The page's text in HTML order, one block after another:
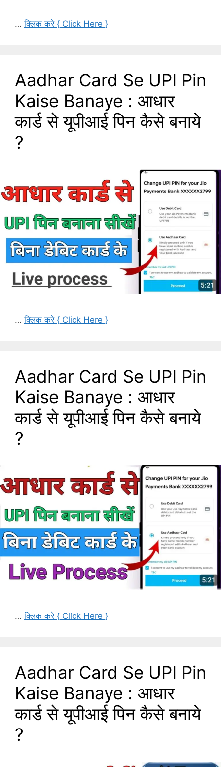
…क्लिक करे { Click Here }
Aadhar Card Se UPI Pin
Kaise Banaye : आधार
कार्ड से यूपीआई पिन कैसे बनाये
?
…क्लिक करे { Click Here }
Aadhar Card Se UPI Pin
Kaise Banaye : आधार
कार्ड से यूपीआई पिन कैसे बनाये
?
…क्लिक करे { Click Here }
Aadhar Card Se UPI Pin
Kaise Banaye : आधार
कार्ड से यूपीआई पिन कैसे बनाये
?